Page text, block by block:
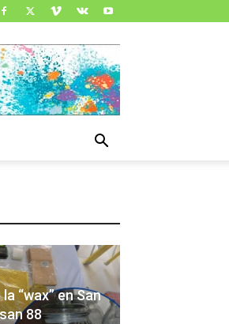
“wax” en San
88